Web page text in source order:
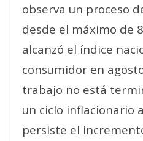
observa un proceso
desde el máximo de
alcanzó el índice
consumidor en
trabajo no está
un ciclo inflacionario
persiste el